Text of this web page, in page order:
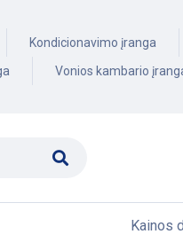
Kondicionavimo įranga
Vonios kambario
Kainos